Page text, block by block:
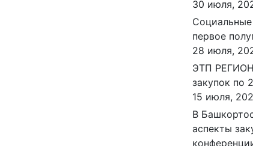
30 июля,
первое
28 июля,
ЭТП
закупок по
15 июля,
В
аспекты